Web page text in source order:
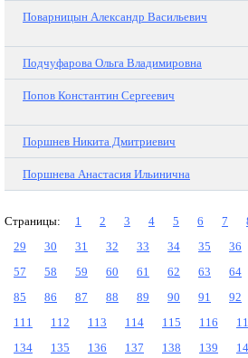
Поварницын Александр Васильевич
Подчуфарова Ольга Владимировна
Попов Константин Сергеевич
Поршнев Никита Дмитриевич
Поршнева Анастасия Ильинична
Страницы: 1 2 3 4 5 6 7
29
30 31 32 33 34 35 36
57
58 59 60 61 62 63 64
85
86 87 88 89 90 91 92
111
112 113 114 115 116
134
135 136 137 138 139